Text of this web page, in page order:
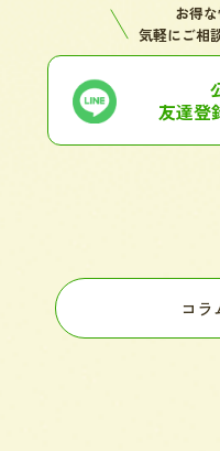
お得
気軽にご相
友達登
コラ